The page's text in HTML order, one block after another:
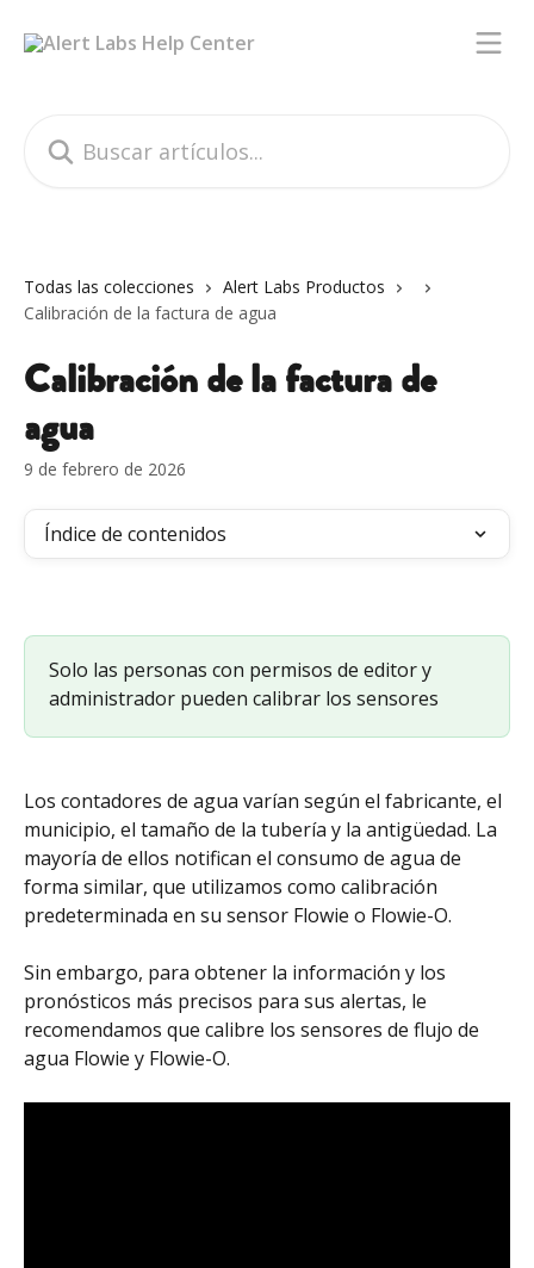
Todas las colecciones
Alert Labs Productos
Calibración de la factura de agua
Calibración de la factura de
agua
9 de febrero de 2026
Índice de contenidos
Solo las personas con permisos de editor y
administrador pueden calibrar los sensores
Los contadores de agua varían según el fabricante, el
municipio, el tamaño de la tubería y la antigüedad. La
mayoría de ellos notifican el consumo de agua de
forma similar, que utilizamos como calibración
predeterminada en su sensor Flowie o Flowie-O.
Sin embargo, para obtener la información y los
pronósticos más precisos para sus alertas, le
recomendamos que calibre los sensores de flujo de
agua Flowie y Flowie-O.